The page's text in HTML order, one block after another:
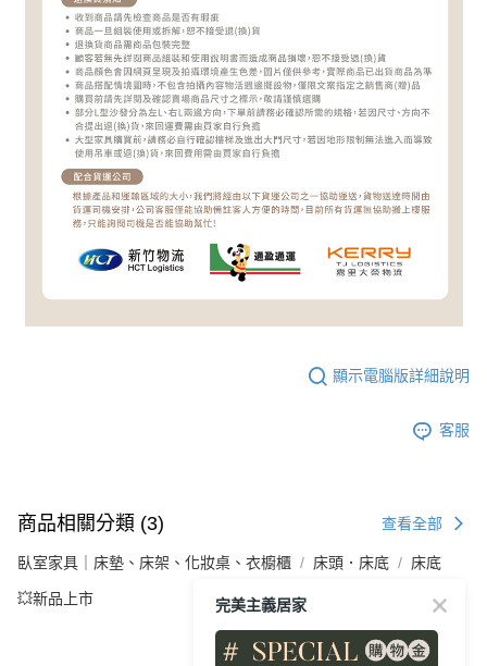
顯示電腦版詳細說明
客服
商品相關分類 (3) 查看全部
臥室家具｜床墊、床架、化妝桌、衣櫥櫃 床頭．床底 床底
💥新品上市 完美主義居家